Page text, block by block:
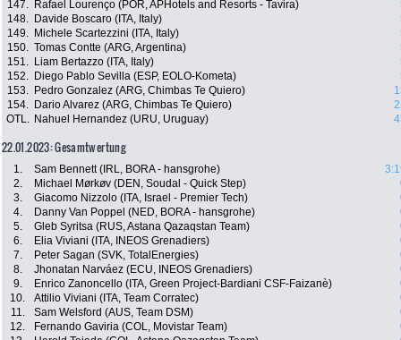
147. Rafael Lourenço (POR, APHotels and Resorts - Tavira)
148.
Davide Boscaro (ITA, Italy)
149.
Michele Scartezzini (ITA, Italy)
150. Tomas Contte (ARG, Argentina)
151.
Liam Bertazzo (ITA, Italy)
152.
Diego Pablo Sevilla (ESP, EOLO-Kometa)
153.
Pedro Gonzalez (ARG, Chimbas Te Quiero)
154.
Dario Alvarez (ARG, Chimbas Te Quiero)
OTL. Nahuel Hernandez (URU, Uruguay)
22.01.2023: Gesamtwertung
1. Sam Bennett (IRL, BORA - hansgrohe)
2.
Michael Mørkøv (DEN, Soudal - Quick Step)
3.
Giacomo Nizzolo (ITA, Israel - Premier Tech)
4.
Danny Van Poppel (NED, BORA - hansgrohe)
5.
Gleb Syritsa (RUS, Astana Qazaqstan Team)
6.
Elia Viviani (ITA, INEOS Grenadiers)
7.
Peter Sagan (SVK, TotalEnergies)
8.
Jhonatan Narváez (ECU, INEOS Grenadiers)
9.
Enrico Zanoncello (ITA, Green Project-Bardiani CSF-Faizanè)
10.
Attilio Viviani (ITA, Team Corratec)
11.
Sam Welsford (AUS, Team DSM)
12.
Fernando Gaviria (COL, Movistar Team)